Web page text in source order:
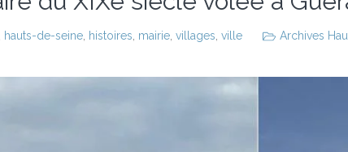
hauts-de-seine, histoires, mairie, villages, ville Archives